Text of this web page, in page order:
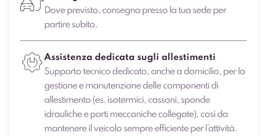
Dove previsto, consegna presso la tua sede per
partire subito.
Assistenza dedicata sugli allestimenti
Supporto tecnico dedicato, anche a domicilio, per la
gestione e manutenzione delle componenti di
allestimento (es. isotermici, cassoni, sponde
idrauliche e parti meccaniche collegate), così da
mantenere il veicolo sempre efficiente per l’attività.